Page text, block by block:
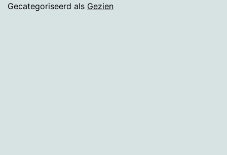
Gecategoriseerd als Gezien